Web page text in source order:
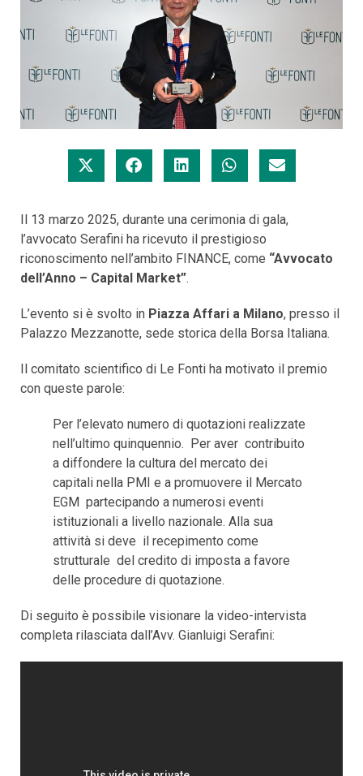
Il 13 marzo 2025, durante una cerimonia di gala,
l’avvocato Serafini ha ricevuto il prestigioso
riconoscimento nell’ambito FINANCE, come “Avvocato
dell’Anno – Capital Market”.
L’evento si è svolto in Piazza Affari a Milano, presso il
Palazzo Mezzanotte, sede storica della Borsa Italiana.
Il comitato scientifico di Le Fonti ha motivato il premio
con queste parole:
Per l’elevato numero di quotazioni realizzate
nell’ultimo quinquennio. Per aver contribuito
a diffondere la cultura del mercato dei
capitali nella PMI e a promuovere il Mercato
EGM partecipando a numerosi eventi
istituzionali a livello nazionale. Alla sua
attività si deve il recepimento come
strutturale del credito di imposta a favore
delle procedure di quotazione.
Di seguito è possibile visionare la video-intervista
completa rilasciata dall’Avv. Gianluigi Serafini: